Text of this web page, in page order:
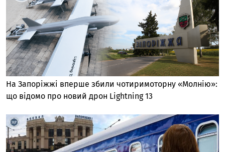
На Запоріжжі вперше збили чотиримоторну «Молнію»:
що відомо про новий дрон Lightning 13